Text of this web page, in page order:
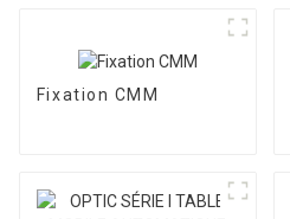
Fixation CMM